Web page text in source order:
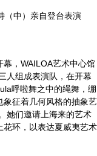
（中）亲自登台表演
，WAILOA艺术中心馆
人组成表演队，在开幕
呼啦舞之中的绳舞，绷
征着几何风格的抽象艺
她们邀请上海来的艺术
环，以表达夏威夷艺术